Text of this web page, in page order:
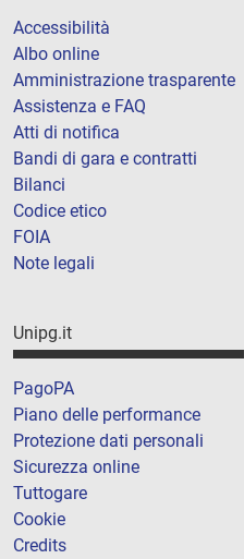
Accessibilità
Albo online
Amministrazione trasparente
Assistenza e FAQ
Atti di notifica
Bandi di gara e contratti
Bilanci
Codice etico
FOIA
Note legali
Unipg.it
PagoPA
Piano delle performance
Protezione dati personali
Sicurezza online
Tuttogare
Cookie
Credits